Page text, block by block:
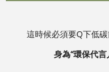
這時候必須要Q下低
身為“環保代